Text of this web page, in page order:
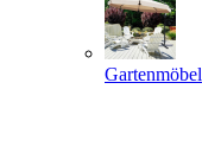
Gartenmöbel